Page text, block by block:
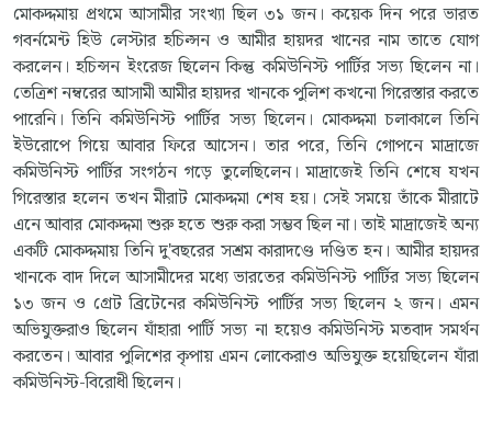
মোকদ্দমায় প্রথমে আসামীর সংখ্যা ছিল ৩১ জন। কয়েক দিন পরে ভারত
গবর্নমেন্ট হিউ লেস্টার হচিল্সন ও আমীর হায়দর খানের নাম তাতে যোগ
করলেন। হচিন্সন ইংরেজ ছিলেন কিন্তু কমিউনিস্ট পার্টির সভ্য ছিলেন না।
তেত্রিশ নম্বরের আসামী আমীর হায়দর খানকে পুলিশ কখনো গিরেস্তার করতে
পারেনি। তিনি কমিউনিস্ট পার্টির সভ্য ছিলেন। মোকদ্দমা চলাকালে তিনি
ইউরোপে গিয়ে আবার ফিরে আসেন। তার পরে, তিনি গোপনে মাদ্রাজে
কমিউনিস্ট পার্টির সংগঠন গড়ে তুলেছিলেন। মাদ্রাজেই তিনি শেষে যখন
গিরেস্তার হলেন তখন মীরাট মোকদ্দমা শেষ হয়। সেই সময়ে তাঁকে মীরাটে
এনে আবার মোকদ্দমা শুরু হতে শুরু করা সম্ভব ছিল না। তাই মাদ্রাজেই অন্য
একটি মোকদ্দমায় তিনি দু'বছরের সশ্রম কারাদণ্ডে দণ্ডিত হন। আমীর হায়দর
খানকে বাদ দিলে আসামীদের মধ্যে ভারতের কমিউনিস্ট পার্টির সভ্য ছিলেন
১৩ জন ও গ্রেট ব্রিটেনের কমিউনিস্ট পার্টির সভ্য ছিলেন ২ জন। এমন
অভিযুক্তরাও ছিলেন যাঁহারা পার্টি সভ্য না হয়েও কমিউনিস্ট মতবাদ সমর্থন
করতেন। আবার পুলিশের কৃপায় এমন লোকেরাও অভিযুক্ত হয়েছিলেন যাঁরা
কমিউনিস্ট-বিরোধী ছিলেন।